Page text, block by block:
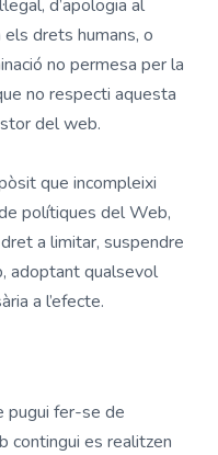
d’apologia al
drets humans, o
no permesa per la
no respecti aquesta
del web.
que incompleixi
polítiques del Web,
a limitar, suspendre
adoptant qualsevol
a l’efecte.
pugui fer-se de
contingui es realitzen